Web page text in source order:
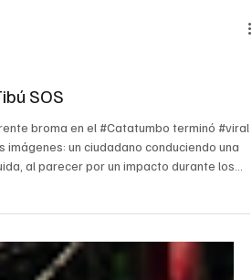
redes sociales. #ustedqueopina
#Impactante
Load video